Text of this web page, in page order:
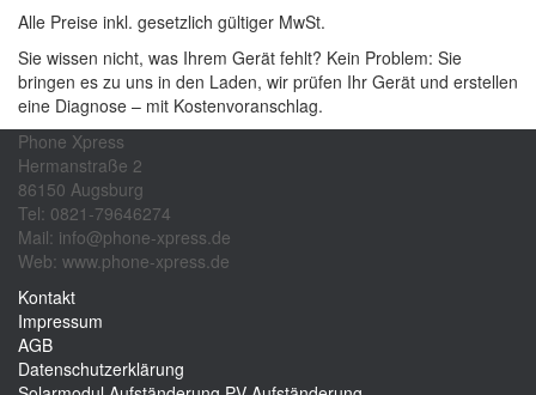
Alle Preise inkl. gesetzlich gültiger MwSt.
Sie wissen nicht, was Ihrem Gerät fehlt? Kein Problem: Sie
bringen es zu uns in den Laden, wir prüfen Ihr Gerät und erstellen
eine Diagnose – mit Kostenvoranschlag.
Phone Xpress
Hermanstraße 2
86150 Augsburg
Tel: 0821-79646274
Mail: info@phone-xpress.de
Web: www.phone-xpress.de
Kontakt
Impressum
AGB
Datenschutzerklärung